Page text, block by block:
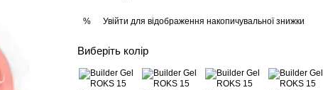
% Увійти для відображення накопичувальної знижки
Виберіть колір